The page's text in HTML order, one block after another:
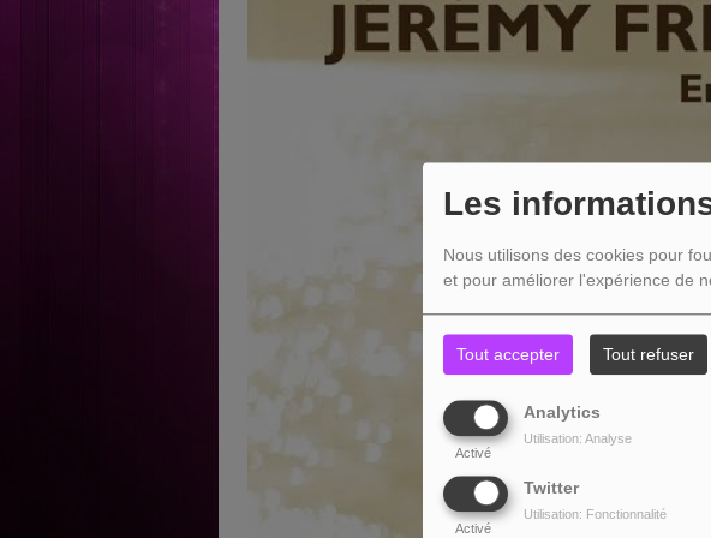
Les
Nous utilisons des cookies pour
et pour améliorer l'expérience de
Tout accepter Tout refuser
Analytics
Activé
Utilisation: Analyse
Twitter
Activé
Utilisation: Fonctionnalité